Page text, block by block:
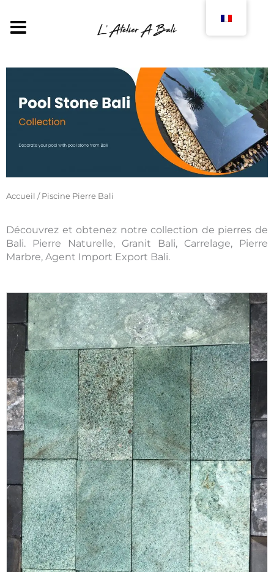
contenu
Accueil / Piscine Pierre Bali
Découvrez et obtenez notre collection de pierres de
Bali. Pierre Naturelle, Granit Bali, Carrelage, Pierre
Marbre, Agent Import Export Bali.